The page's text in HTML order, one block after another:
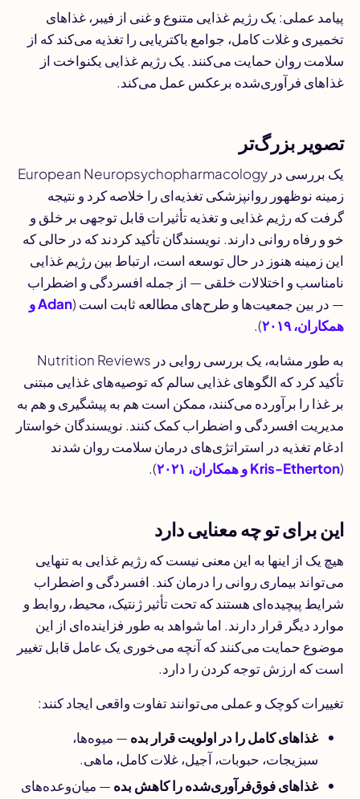
پیامد عملی: یک رژیم غذایی متنوع و غنی از فیبر، غذاهای
تخمیری و غلات کامل، جوامع باکتریایی را تغذیه می‌کند که از
سلامت روان حمایت می‌کنند. یک رژیم غذایی یکنواخت از
غذاهای فرآوری‌شده برعکس عمل می‌کند.
تصویر بزرگ‌تر
یک بررسی در European Neuropsychopharmacology
زمینه نوظهور روانپزشکی تغذیه‌ای را خلاصه کرد و نتیجه
گرفت که رژیم غذایی و تغذیه تأثیرات قابل توجهی بر خلق و
خو و رفاه روانی دارند. نویسندگان تأکید کردند که در حالی که
این زمینه هنوز در حال توسعه است، ارتباط بین رژیم غذایی
نامناسب و اختلالات خلقی — از جمله افسردگی و اضطراب
— در بین جمعیت‌ها و طرح‌های مطالعه ثابت است (
Adan و
همکاران، ۲۰۱۹
).
به طور مشابه، یک بررسی روایی در Nutrition Reviews
تأکید کرد که الگوهای غذایی سالم که توصیه‌های غذایی مبتنی
بر غذا را برآورده می‌کنند، ممکن است هم به پیشگیری و هم به
مدیریت افسردگی و اضطراب کمک کنند. نویسندگان خواستار
ادغام تغذیه در استراتژی‌های درمان سلامت روان شدند
(Kris-Etherton و همکاران، ۲۰۲۱ ).
این برای تو چه معنایی دارد
هیچ یک از اینها به این معنی نیست که رژیم غذایی به تنهایی
می‌تواند بیماری روانی را درمان کند. افسردگی و اضطراب
شرایط پیچیده‌ای هستند که تحت تأثیر ژنتیک، محیط، روابط و
موارد دیگر قرار دارند. اما شواهد به طور فزاینده‌ای از این
موضوع حمایت می‌کنند که آنچه می‌خوری یک عامل قابل تغییر
است که ارزش توجه کردن را دارد.
تغییرات کوچک و عملی می‌توانند تفاوت واقعی ایجاد کنند:
غذاهای کامل را در اولویت قرار بده — میوه‌ها،
سبزیجات، حبوبات، آجیل، غلات کامل، ماهی.
غذاهای فوق‌فرآوری‌شده را کاهش بده — میان‌وعده‌های